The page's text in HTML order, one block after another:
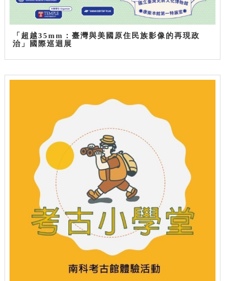
「超越35mm：臺灣與美國原住民族影像的再現政
治」國際巡迴展